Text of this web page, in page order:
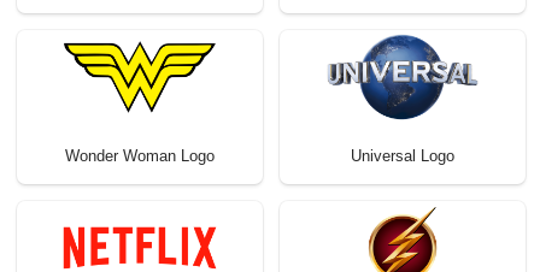
Wonder Woman Logo Universal Logo